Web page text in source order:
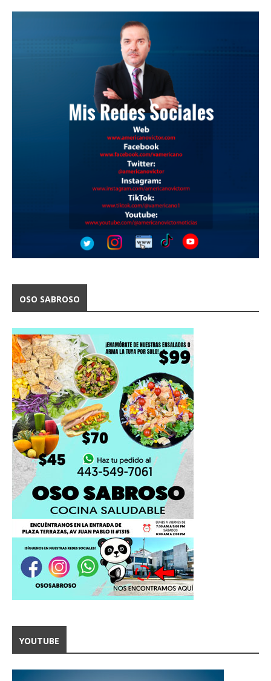
OSO SABROSO
YOUTUBE